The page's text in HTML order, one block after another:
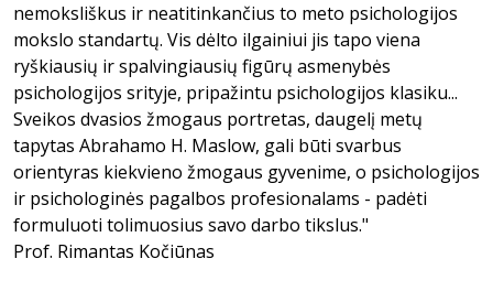
nemoksliškus ir neatitinkančius to meto psichologijos
mokslo standartų. Vis dėlto ilgainiui jis tapo viena
ryškiausių ir spalvingiausių figūrų asmenybės
psichologijos srityje, pripažintu psichologijos klasiku...
Sveikos dvasios žmogaus portretas, daugelį metų
tapytas Abrahamo H. Maslow, gali būti svarbus
orientyras kiekvieno žmogaus gyvenime, o psichologijos
ir psichologinės pagalbos profesionalams - padėti
formuluoti tolimuosius savo darbo tikslus."
Prof. Rimantas Kočiūnas